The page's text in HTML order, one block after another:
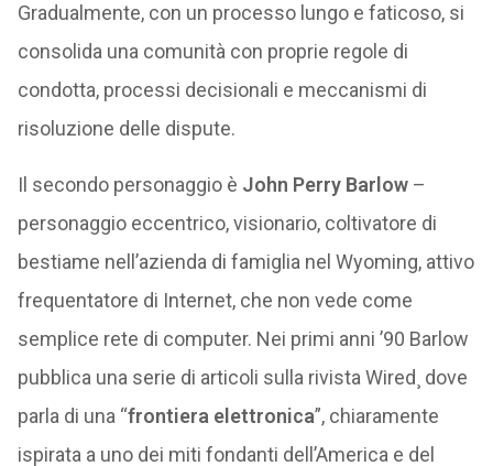
Gradualmente, con un processo lungo e faticoso, si
consolida una comunità con proprie regole di
condotta, processi decisionali e meccanismi di
risoluzione delle dispute.
Il secondo personaggio è John Perry Barlow–
personaggio eccentrico, visionario, coltivatore di
bestiame nell’azienda di famiglia nel Wyoming, attivo
frequentatore di Internet, che non vede come
semplice rete di computer. Nei primi anni ’90 Barlow
pubblica una serie di articoli sulla rivista Wired¸ dove
parla di una “frontiera elettronica”, chiaramente
ispirata a uno dei miti fondanti dell’America e del